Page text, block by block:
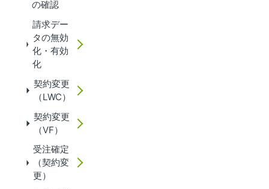
の確認
請求デー
タの無効
化・有効
化
契約変更
（LWC）
契約変更
（VF）
受注確定
（契約変
更）